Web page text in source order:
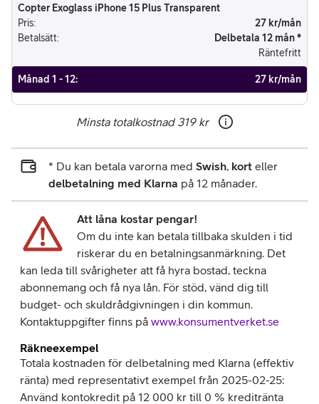
Copter Exoglass iPhone 15 Plus Transparent
Pris:
27 kr/mån
Betalsätt:
Delbetala 12 mån *
Räntefritt
Månad 1 - 12: 27 kr/mån
Minsta totalkostnad 319 kr
* Du kan betala varorna med Swish, kort eller
delbetalning med Klarna på 12 månader.
Att låna kostar pengar!
Om du inte kan betala tillbaka skulden i tid
riskerar du en betalningsanmärkning. Det
kan leda till svårigheter att få hyra bostad, teckna
abonnemang och få nya lån. För stöd, vänd dig till
budget- och skuldrådgivningen i din kommun.
Kontaktuppgifter finns på www.konsumentverket.se
Räkneexempel
Totala kostnaden för delbetalning med Klarna (effektiv
ränta) med representativt exempel från 2025-02-25:
Använd kontokredit på 12 000 kr till 0 % kreditränta